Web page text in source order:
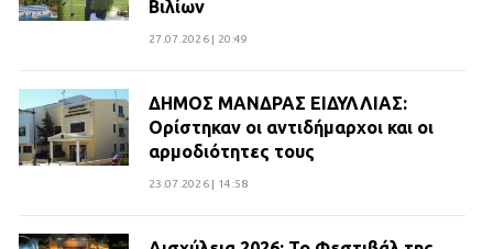
Βιλίων
27.07.2026 | 20:49
ΔΗΜΟΣ ΜΑΝΔΡΑΣ ΕΙΔΥΛΛΙΑΣ:
Ορίστηκαν οι αντιδήμαρχοι και οι
αρμοδιότητες τους
23.07.2026 | 14:58